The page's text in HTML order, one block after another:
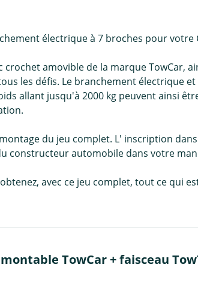
électrique à 7 broches pour votre
amovible de la marque TowCar,
les défis. Le branchement électrique
allant jusqu'à 2000 kg peuvent ainsi
du jeu complet. L' inscription
constructeur automobile dans votre
avec ce jeu complet, tout ce qui
TowCar + faisceau